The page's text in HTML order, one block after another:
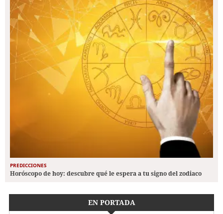
PREDICCIONES
Horóscopo de hoy: descubre qué le espera a tu signo del zodiaco
EN PORTADA